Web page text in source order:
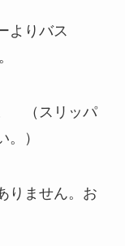
よりバス
（スリッパ
）
りません。お